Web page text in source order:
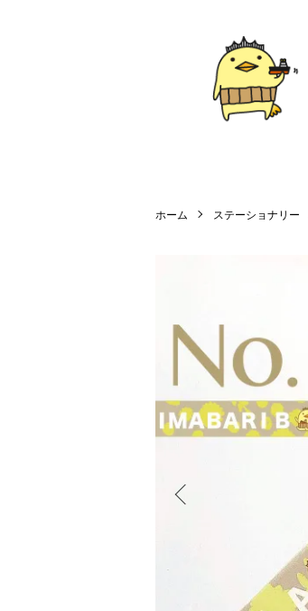
ホーム ステーショナリー